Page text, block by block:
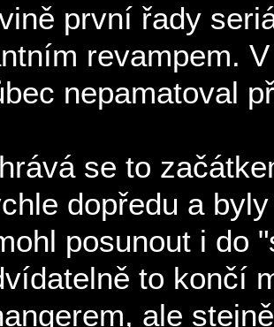
první řady
revampem.
nepamatoval
se to
dopředu a
posunout i do
to končí
ale